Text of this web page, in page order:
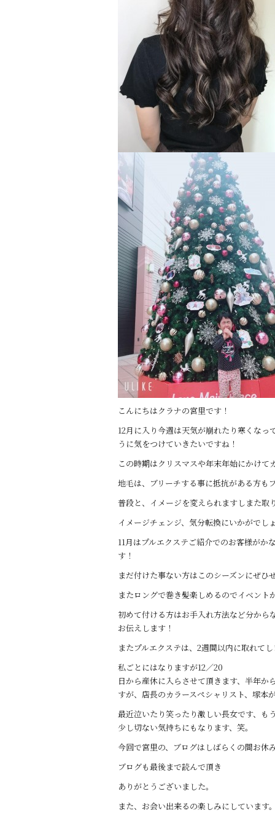
こんにちはクラナの宮里です！
12月に入り今週は天気が崩れたり寒くな
うに気をつけていきたいですね！
この時期はクリスマスや年末年始にかけて
地毛は、ブリーチする事に抵抗がある方も
普段と、イメージを変えられますしまた取
イメージチェンジ、気分転換にいかがでし
11月はプルエクステご紹介でのお客様が
す！
まだ付けた事ない方はこのシーズンにぜひ
またロングで巻き髪楽しめるのでイベント
初めて付ける方はお手入れ方法など分から
お伝えします！
またプルエクステは、2週間以内に取れて
私ごとにはなりますが12／20
日から産休に入らさせて頂きます、半年
すが、店長のカラースペシャリスト、塚本
最近泣いたり笑ったり激しい長女です、も
少し切ない気持ちにもなります、笑。
今回で宮里の、ブログはしばらくの間お休
ブログも最後まで読んで頂き
ありがとうございました。
また、お会い出来るの楽しみにしています。